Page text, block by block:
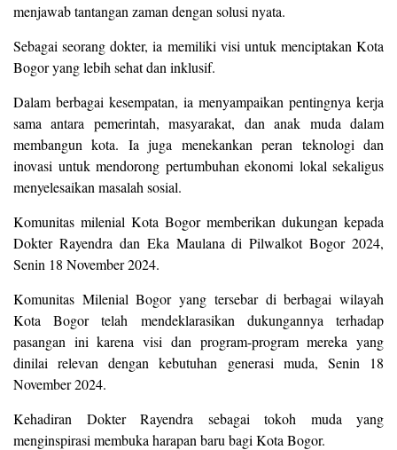
menjawab tantangan zaman dengan solusi nyata.
Sebagai seorang dokter, ia memiliki visi untuk menciptakan Kota
Bogor yang lebih sehat dan inklusif.
Dalam berbagai kesempatan, ia menyampaikan pentingnya kerja
sama antara pemerintah, masyarakat, dan anak muda dalam
membangun kota. Ia juga menekankan peran teknologi dan
inovasi untuk mendorong pertumbuhan ekonomi lokal sekaligus
menyelesaikan masalah sosial.
Komunitas milenial Kota Bogor memberikan dukungan kepada
Dokter Rayendra dan Eka Maulana di Pilwalkot Bogor 2024,
Senin 18 November 2024.
Komunitas Milenial Bogor yang tersebar di berbagai wilayah
Kota Bogor telah mendeklarasikan dukungannya terhadap
pasangan ini karena visi dan program-program mereka yang
dinilai relevan dengan kebutuhan generasi muda, Senin 18
November 2024.
Kehadiran Dokter Rayendra sebagai tokoh muda yang
menginspirasi membuka harapan baru bagi Kota Bogor.